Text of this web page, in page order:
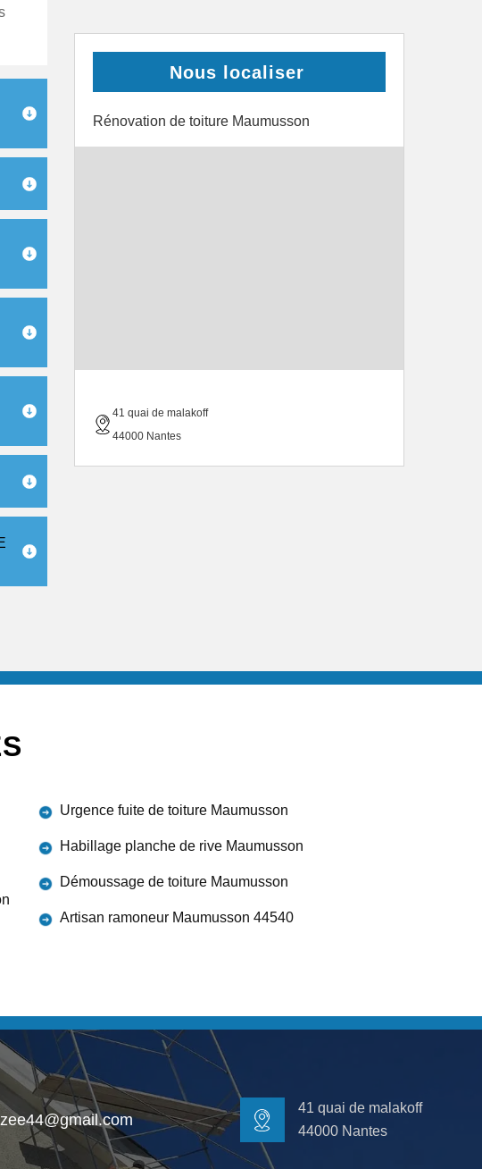
Nous localiser
Rénovation de toiture Maumusson
41 quai de malakoff
44000 Nantes
Urgence fuite de toiture Maumusson
Habillage planche de rive Maumusson
Démoussage de toiture Maumusson
Artisan ramoneur Maumusson 44540
41 quai de malakoff
44000 Nantes